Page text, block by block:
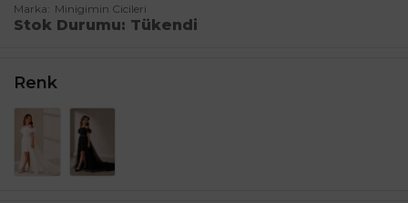
Marka
Minigimin Cicileri
Stok Durumu Tükendi
Renk